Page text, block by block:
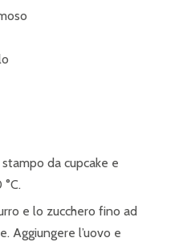
da cupcake e
e lo zucchero fino ad
Aggiungere l’uovo e